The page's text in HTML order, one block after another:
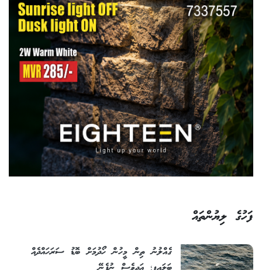
ފަހުގެ ލިޔުންތައް
ގެއްލުނު ތިން މީހުން ހޯދުމަށް ބޮޑު ސަރަހައްދެއް